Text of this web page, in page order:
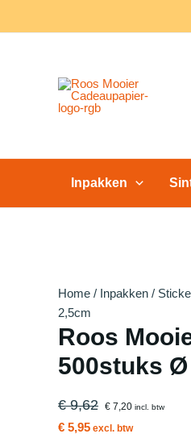
Inpakken
Home / Inpakken /
2,5cm
Roos
500stuks Ø
€ 9,62 € 7,20incl. btw
€ 5,95 excl. btw